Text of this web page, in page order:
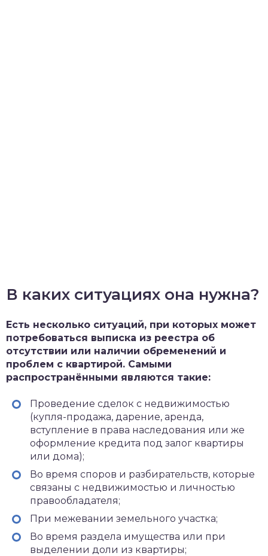
В каких ситуациях она нужна?
Есть несколько ситуаций, при которых может
потребоваться выписка из реестра об
отсутствии или наличии обременений и
проблем с квартирой. Самыми
распространёнными являются такие:
Проведение сделок с недвижимостью
(купля-продажа, дарение, аренда,
вступление в права наследования или же
оформление кредита под залог квартиры
или дома);
Во время споров и разбирательств, которые
связаны с недвижимостью и личностью
правообладателя;
При межевании земельного участка;
Во время раздела имущества или при
выделении доли из квартиры;